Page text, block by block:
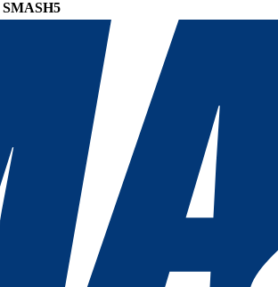
SMASH5